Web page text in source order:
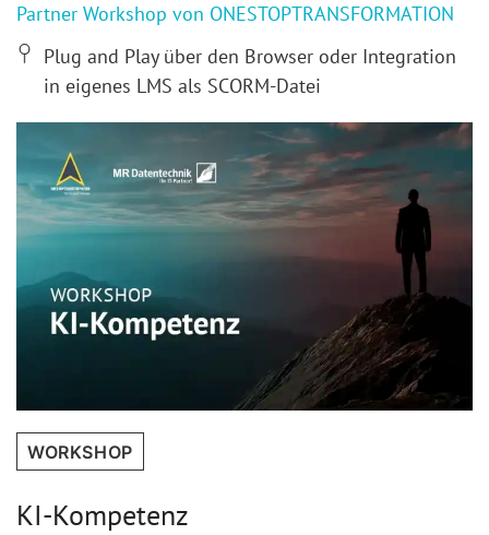
Partner Workshop von ONESTOP­TRANSFORMATION
Plug and Play über den Browser oder Integration
in eigenes LMS als SCORM-Datei
WORKSHOP
KI-Kompetenz